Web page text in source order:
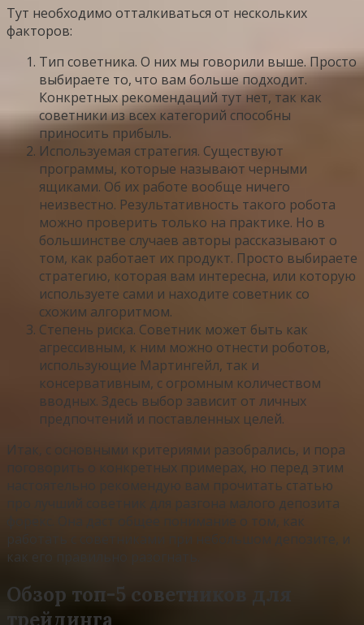
Тут необходимо отталкиваться от нескольких
факторов:
Тип советника. О них мы говорили выше. Просто
выбираете то, что вам больше подходит.
Конкретных рекомендаций тут нет, так как
советники из всех категорий способны
приносить прибыль.
Используемая стратегия. Существуют
программы, которые называют черными
ящиками. Об их работе вообще ничего
неизвестно. Результативность такого робота
можно проверить только на практике. Но в
большинстве случаев авторы рассказывают о
том, как работает их продукт. Просто выбираете
стратегию, которая вам интересна, или которую
используете сами и находите советник со
схожим алгоритмом.
Степень риска. Советник может быть как
агрессивным, к ним можно отнести роботов,
использующие Мартингейл, так и
консервативным, с огромным количеством
вводных. Здесь выбор зависит от личных
предпочтений и поставленных целей.
Итак, с основными критериями разобрались, и пора
поговорить о конкретных примерах, но перед этим
настоятельно рекомендую вам прочитать статью
про лучший советник для разгона малого депозита
форекс. Она даст общее понимание о том, как
работать с советниками при небольшом депозите, и
как его правильно разогнать.
Обзор топ-5 советников для
трейдинга